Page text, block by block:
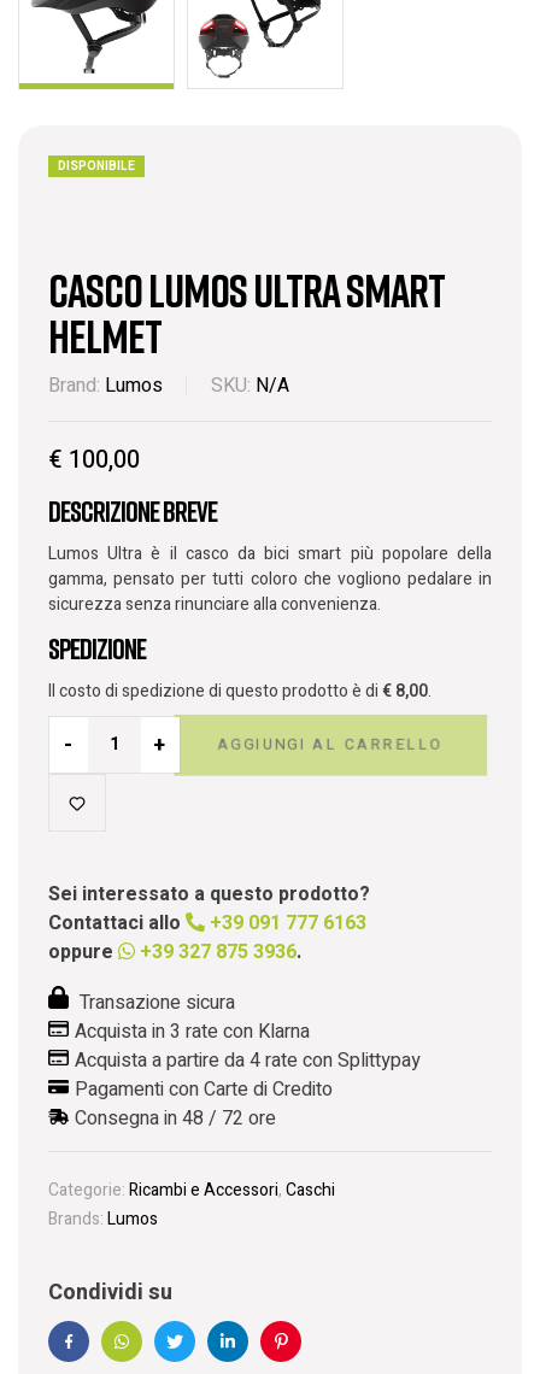
DISPONIBILE
Casco Lumos Ultra Smart
Helmet
Brand: Lumos SKU: N/A
€ 100,00
Descrizione breve
Lumos Ultra è il casco da bici smart più popolare della
gamma, pensato per tutti coloro che vogliono pedalare in
sicurezza senza rinunciare alla convenienza.
Spedizione
Il costo di spedizione di questo prodotto è di€8,00.
- + AGGIUNGI AL CARRELLO
Sei interessato a questo prodotto?
Contattaci allo
+39 091 777 6163
oppure
+39 327 875 3936.
Transazione sicura
Acquista in 3 rate con Klarna
Acquista a partire da 4 rate con Splittypay
Pagamenti con Carte di Credito
Consegna in 48 / 72 ore
Categorie:Ricambi e Accessori,Caschi
Brands:Lumos
Condividi su
FacebookWhatsAppTwitterLinkedinPinterest